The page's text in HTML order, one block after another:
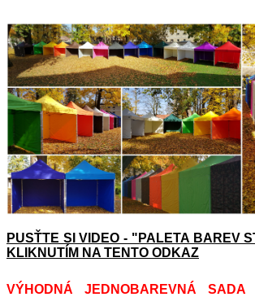
PUSŤTE SI VIDEO - "PALETA BAREV
KLIKNUTÍM NA TENTO ODKAZ
VÝHODNÁ JEDNOBAREVNÁ SADA